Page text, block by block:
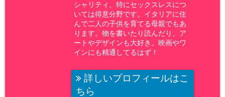
シャリティ、特にセックスレスにつ
いては得意分野です。イタリアに住
んで二人の子供を育てる母親でもあ
ります。物を書いたり読んだり、ア
ートやデザインも大好き。映画やワ
インにも精通してるはず！
詳しいプロフィールはこ
ちら